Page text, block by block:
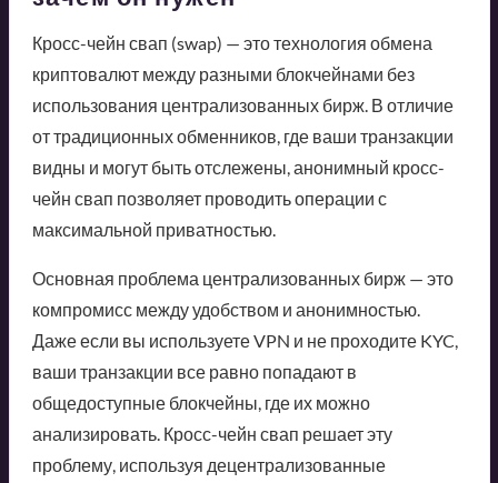
Кросс-чейн свап (swap) — это технология обмена
криптовалют между разными блокчейнами без
использования централизованных бирж. В отличие
от традиционных обменников, где ваши транзакции
видны и могут быть отслежены, анонимный кросс-
чейн свап позволяет проводить операции с
максимальной приватностью.
Основная проблема централизованных бирж — это
компромисс между удобством и анонимностью.
Даже если вы используете VPN и не проходите KYC,
ваши транзакции все равно попадают в
общедоступные блокчейны, где их можно
анализировать. Кросс-чейн свап решает эту
проблему, используя децентрализованные